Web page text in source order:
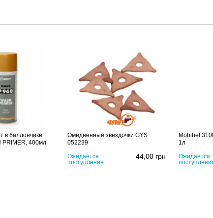
в баллончике
PRIMER, 400мл
Омедненные звездочки GYS
052239
Ожидается
поступление
44,00 грн
Mobihel
1л
Ожидается